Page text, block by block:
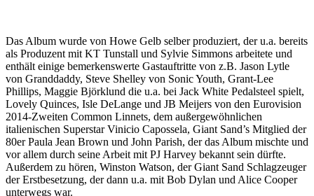
Das Album wurde von Howe Gelb selber produziert, der u.a. bereits
als Produzent mit KT Tunstall und Sylvie Simmons arbeitete und
enthält einige bemerkenswerte Gastauftritte von z.B. Jason Lytle
von Granddaddy, Steve Shelley von Sonic Youth, Grant-Lee
Phillips, Maggie Björklund die u.a. bei Jack White Pedalsteel spielt,
Lovely Quinces, Isle DeLange und JB Meijers von den Eurovision
2014-Zweiten Common Linnets, dem außergewöhnlichen
italienischen Superstar Vinicio Capossela, Giant Sand’s Mitglied der
80er Paula Jean Brown und John Parish, der das Album mischte und
vor allem durch seine Arbeit mit PJ Harvey bekannt sein dürfte.
Außerdem zu hören, Winston Watson, der Giant Sand Schlagzeuger
der Erstbesetzung, der dann u.a. mit Bob Dylan und Alice Cooper
unterwegs war.